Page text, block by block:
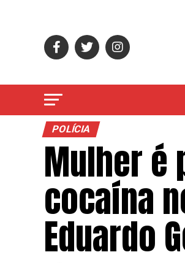
POLÍCIA
Mulher é
cocaína
Eduardo